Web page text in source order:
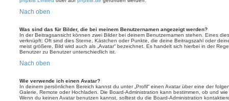
Nach oben
Was sind das für Bilder, die bei meinem Benutzernamen angezeigt werden?
In der Beitragsansicht können zwei Bilder bei deinem Benutzernamen stehen. Eines
verknüpft: Oft sind dies Sterne, Kästchen oder Punkte, die deine Beitragszahl oder
meist größere, Bild wird auch als „Avatar“ bezeichnet. Es handelt sich hierbei in der
Benutzer zu Benutzer unterschiedlich ist.
Nach oben
Wie verwende ich einen Avatar?
In deinem persönlichen Bereich kannst du unter „Profil“ einen Avatar über eine der
Galerie, Remote oder Hochladen. Die Board-Administration kann bestimmen, ob und
Wenn du keinen Avatar benutzen kannst, solltest du die Board-Administration